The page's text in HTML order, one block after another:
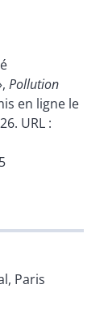
Pollution
en ligne le
URL :
Paris